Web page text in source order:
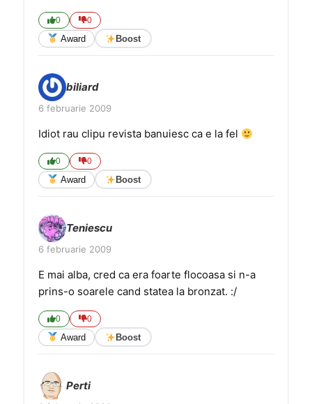
0 0
Award Boost
biliard
6 februarie 2009
Idiot rau clipu revista banuiesc ca e la fel
0 0
Award Boost
Teniescu
6 februarie 2009
E mai alba, cred ca era foarte flocoasa si n-a
prins-o soarele cand statea la bronzat. :/
0 0
Award Boost
Perti